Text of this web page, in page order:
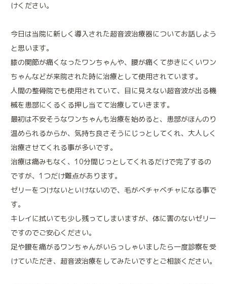
施設案内 診療実績
トリミング 来院される方へのお願い
けください。
今日は当院に新しく導入された超音波治療器についてお話しよう
と思います。
膝の関節が痛くなったワンちゃんや、腰が痛くて歩きにくいワン
ちゃんなどが来院された時に治療として使用されています。
人間の整骨院でも使用されていて、目に見えない超音波が出る機
械を患部にくるくる押し当てて治療していきます。
最初は不安そうなワンちゃんも治療を始めると、患部がほんのり
温められるからか、気持ち良さそうにじっとしてくれ、大人しく
治療させてくれる事が多いです。
治療は痛みもなく、10分間じっとしてくれるだけで完了するの
ですが、1つだけ難点があります。
ゼリーをつけないといけないので、毛がベチャベチャになる事で
す。
キレイに拭いても少し残ってしまいますが、体に害のないゼリー
ですのでご安心ください。
足や腰を痛がるワンちゃんがいらっしゃいましたら一度診察を受
けていただき、超音波治療をしてみたいですとご相談ください。